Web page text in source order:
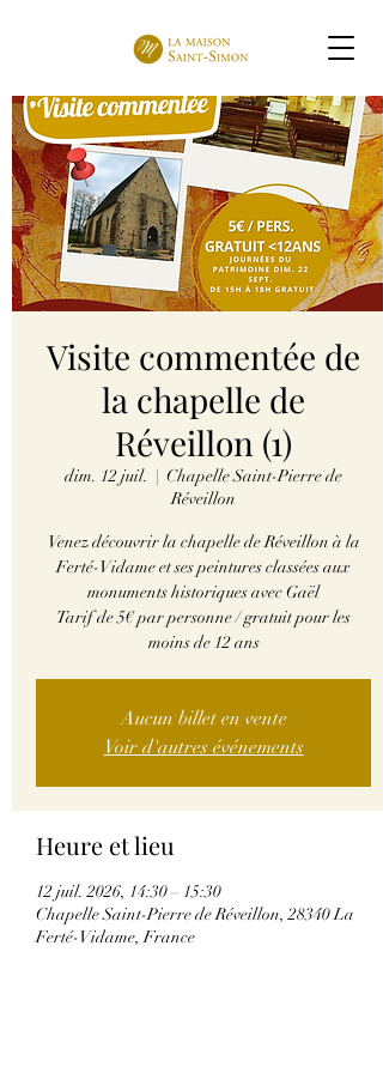
Visite commentée de
la chapelle de
Réveillon (1)
dim. 12 juil.
  |
Chapelle Saint-Pierre de
Réveillon
Venez découvrir la chapelle de Réveillon à la
Ferté-Vidame et ses peintures classées aux
monuments historiques avec Gaël
Tarif de 5€ par personne / gratuit pour les
moins de 12 ans
Aucun billet en vente
Voir d'autres événements
Heure et lieu
12 juil. 2026, 14:30 – 15:30
Chapelle Saint-Pierre de Réveillon, 28340 La
Ferté-Vidame, France